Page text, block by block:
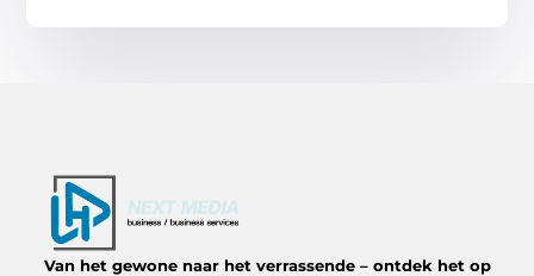
Van het gewone naar het verrassende – ontdek het op